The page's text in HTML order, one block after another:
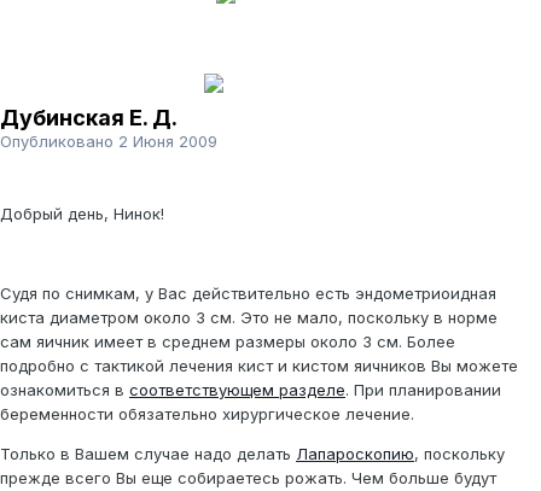
Дубинская Е. Д.
Опубликовано 2 Июня 2009
Добрый день, Нинок!
Судя по снимкам, у Вас действительно есть эндометриоидная
киста диаметром около 3 см. Это не мало, поскольку в норме
сам яичник имеет в среднем размеры около 3 см. Более
подробно с тактикой лечения кист и кистом яичников Вы можете
ознакомиться в соответствующем разделе. При планировании
беременности обязательно хирургическое лечение.
Только в Вашем случае надо делать Лапароскопию, поскольку
прежде всего Вы еще собираетесь рожать. Чем больше будут